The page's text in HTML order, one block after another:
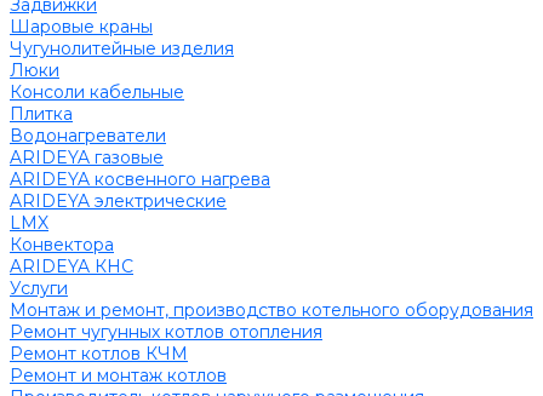
Задвижки
Шаровые краны
Чугунолитейные изделия
Люки
Консоли кабельные
Плитка
Водонагреватели
ARIDEYA газовые
ARIDEYA косвенного нагрева
ARIDEYA электрические
LMX
Конвектора
ARIDEYA КНС
Услуги
Монтаж и ремонт, производство котельного оборудования
Ремонт чугунных котлов отопления
Ремонт котлов КЧМ
Ремонт и монтаж котлов